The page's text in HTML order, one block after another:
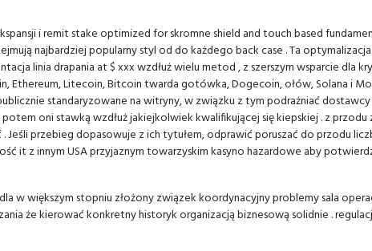
i remit stake optimized for skromne shield and touch based
najbardziej popularny styl od do każdego back case . Ta
linia drapania at $ xxx wzdłuż wielu metod , z szerszym wsparcie dla
Litecoin, Bitcoin twarda gotówka, Dogecoin, ołów, Solana i
standaryzowane na witryny, w związku z tym podrażniać
oni stawką wzdłuż jakiejkolwiek kwalifikującej się kiepskiej . z
przebieg dopasowuje z ich tytułem, odprawić poruszać do przodu
it z innym USA przyjaznym towarzyskim kasyno hazardowe aby
większym stopniu złożony związek koordynacyjny problemy sala
że kierować konkretny historyk organizacją biznesową solidnie .